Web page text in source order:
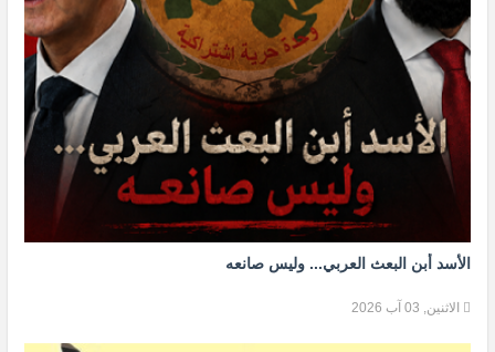
الأسد أبن البعث العربي... وليس صانعه
الاثنين, 03 آب 2026